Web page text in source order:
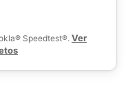
Speedtest®.Ver